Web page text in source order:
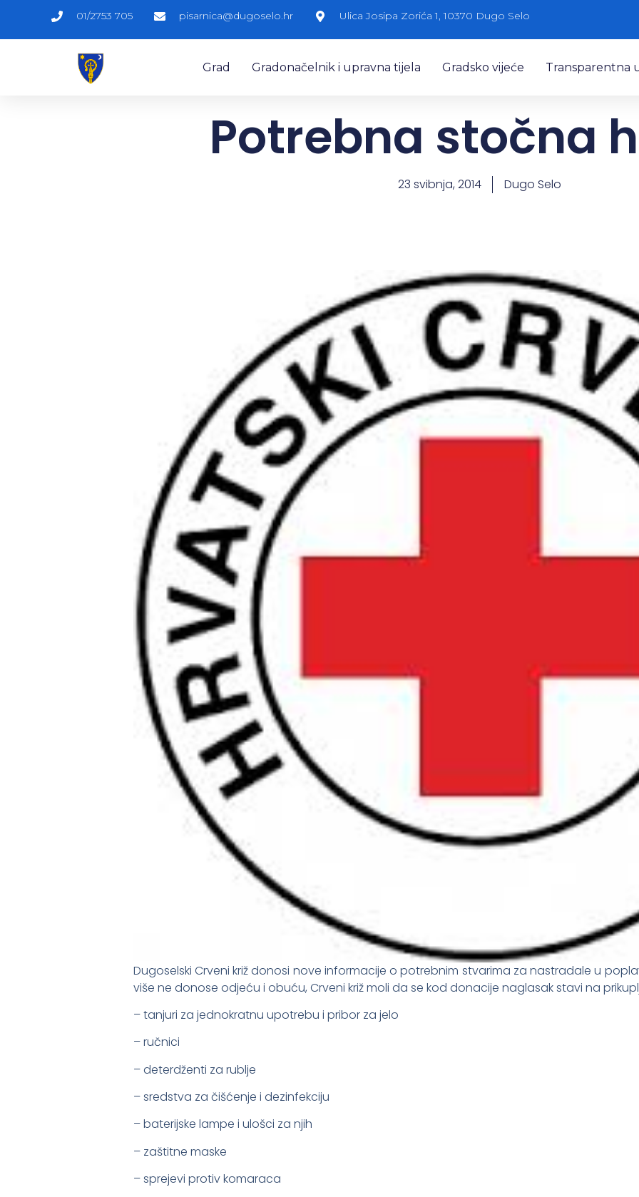
01/2753 705 pisarnica@dugoselo.hr Ulica Josipa Zorića 1, 10370 Dugo Selo
Grad Gradonačelnik i upravna tijela Gradsko vijeće Transparentna
Potrebna stočna
23 svibnja, 2014 Dugo Selo
Dugoselski Crveni križ donosi nove informacije o potrebnim stvarima za nastradale u
više ne donose odjeću i obuću, Crveni križ moli da se kod donacije naglasak stavi na
– tanjuri za jednokratnu upotrebu i pribor za jelo
– ručnici
– deterdženti za rublje
– sredstva za čišćenje i dezinfekciju
– baterijske lampe i ulošci za njih
– zaštitne maske
– sprejevi protiv komaraca